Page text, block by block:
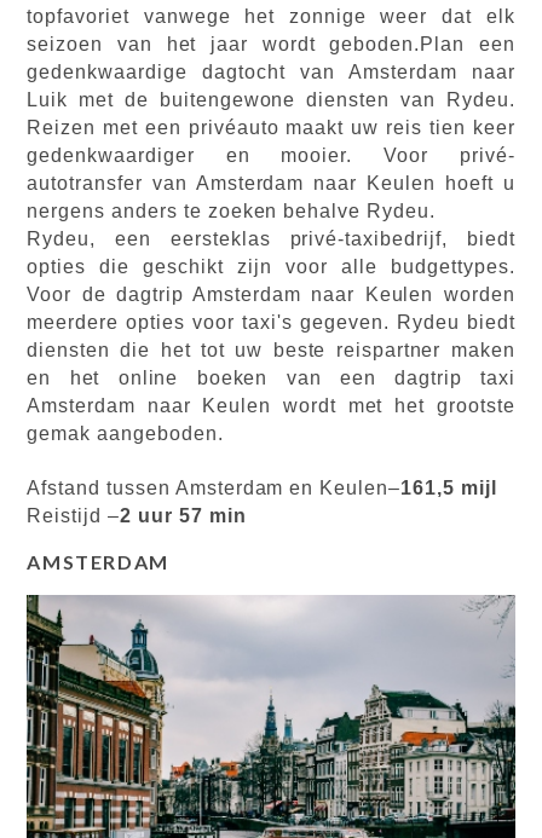
topfavoriet vanwege het zonnige weer dat elk
seizoen van het jaar wordt geboden.Plan een
gedenkwaardige dagtocht van Amsterdam naar
Luik met de buitengewone diensten van Rydeu.
Reizen met een privéauto maakt uw reis tien keer
gedenkwaardiger en mooier. Voor privé-
autotransfer van Amsterdam naar Keulen hoeft u
nergens anders te zoeken behalve Rydeu.
Rydeu, een eersteklas privé-taxibedrijf, biedt
opties die geschikt zijn voor alle budgettypes.
Voor de dagtrip Amsterdam naar Keulen worden
meerdere opties voor taxi's gegeven. Rydeu biedt
diensten die het tot uw beste reispartner maken
en het online boeken van een dagtrip taxi
Amsterdam naar Keulen wordt met het grootste
gemak aangeboden.
Afstand tussen Amsterdam en Keulen–161,5 mijl
Reistijd –2 uur 57 min
AMSTERDAM